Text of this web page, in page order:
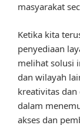
masyarakat
Ketika kita
penyediaan
melihat solusi
dan wilayah
kreativitas dan
dalam
akses dan